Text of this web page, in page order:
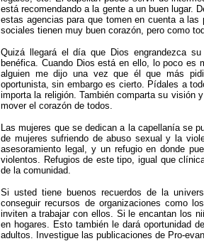
está recomendando a la gente a un buen lugar.
estas agencias para que tomen en cuenta a
sociales tienen muy buen corazón, pero como
Quizá llegará el día que Dios engrandezca
benéfica. Cuando Dios está en ello, lo poco es
alguien me dijo una vez que él que más
oportunista, sin embargo es cierto. Pídales a
importa la religión. También comparta su visión
mover el corazón de todos.
Las mujeres que se dedican a la capellanía se
de mujeres sufriendo de abuso sexual y la
asesoramiento legal, y un refugio en donde
violentos. Refugios de este tipo, igual que
de la comunidad.
Si usted tiene buenos recuerdos de la
conseguir recursos de organizaciones como
inviten a trabajar con ellos. Si le encantan los
en hogares. Esto también le dará oportunidad
adultos. Investigue las publicaciones de Pro-